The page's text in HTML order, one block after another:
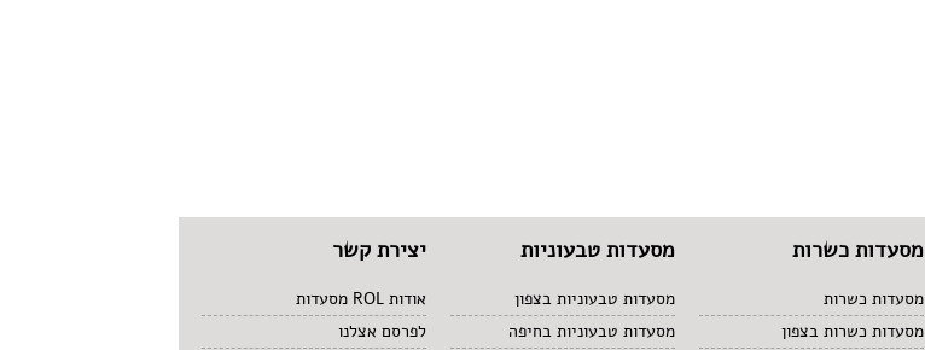
מסעדות כשרות
מסעדות כשרות
מסעדות כשרות בצפון
מסעדות טבעוניות
מסעדות טבעוניות בצפון
מסעדות טבעוניות בחיפה
יצירת קשר
אודות ROL מסעדות
לפרסם אצלנו